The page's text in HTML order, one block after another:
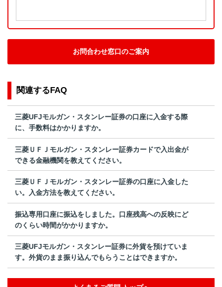
お問合わせ窓口のご案内
関連するFAQ
三菱UFJモルガン・スタンレー証券の口座に入金する際
に、手数料はかかりますか。
三菱ＵＦＪモルガン・スタンレー証券カードで入出金が
できる金融機関を教えてください。
三菱ＵＦＪモルガン・スタンレー証券の口座に入金した
い。入金方法を教えてください。
振込専用口座に振込をしました。口座残高への反映にど
のくらい時間がかかりますか。
三菱UFJモルガン・スタンレー証券に外貨を預けていま
す。外貨のまま振り込んでもらうことはできますか。